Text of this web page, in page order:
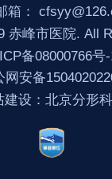
箱：
赤峰市医院. All
备08000766号
网安备
建设 ： 北京分形